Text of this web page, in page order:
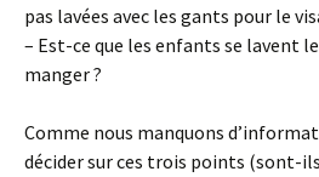
pas lavées avec les gants pour le
– Est-ce que les enfants se lavent
manger ?
Comme nous manquons
décider sur ces trois points (sont-